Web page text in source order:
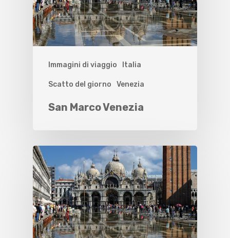
Immagini di viaggio Italia
Scatto del giorno Venezia
San Marco Venezia